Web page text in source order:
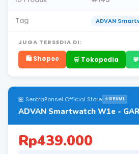
Tag ADVAN
JUGA TERSEDIA DI:
🛍️ Shopee 🛒 Tokopedia
🏪 SentraPonsel Official Store ⭐ RESMI
ADVAN Smartwatch W1e -
Rp439.000